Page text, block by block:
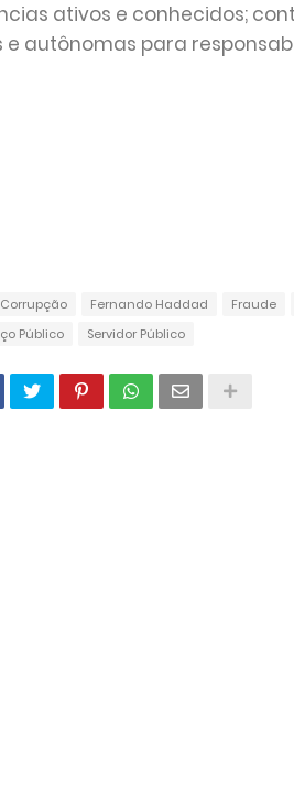
ativos e conhecidos;
autônomas para
Corrupção Fernando Haddad Fraude
Público Servidor Público